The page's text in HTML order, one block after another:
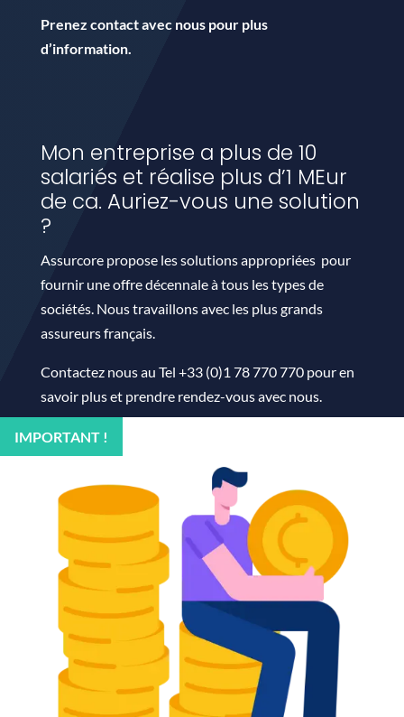
Prenez contact avec nous pour plus
d’information.
Mon entreprise a plus de 10
salariés et réalise plus d’1 MEur
de ca. Auriez-vous une solution
?
Assurcore propose les solutions appropriées pour
fournir une offre décennale à tous les types de
sociétés. Nous travaillons avec les plus grands
assureurs français.
Contactez nous au Tel +33 (0)1 78 770 770 pour en
savoir plus et prendre rendez-vous avec nous.